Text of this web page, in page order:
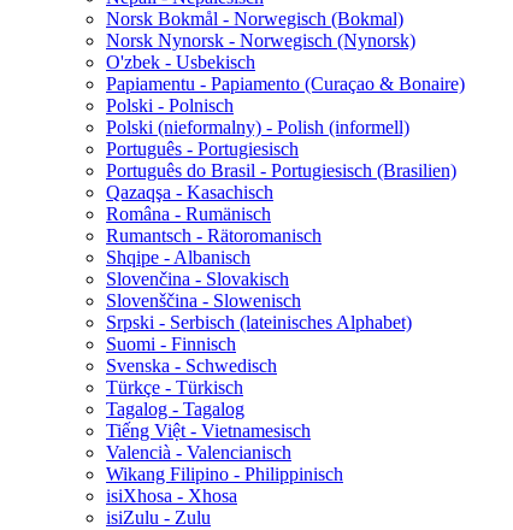
Norsk Bokmål - Norwegisch (Bokmal)
Norsk Nynorsk - Norwegisch (Nynorsk)
O'zbek - Usbekisch
Papiamentu - Papiamento (Curaçao & Bonaire)
Polski - Polnisch
Polski (nieformalny) - Polish (informell)
Português - Portugiesisch
Português do Brasil - Portugiesisch (Brasilien)
Qazaqşa - Kasachisch
Româna - Rumänisch
Rumantsch - Rätoromanisch
Shqipe - Albanisch
Slovenčina - Slovakisch
Slovenščina - Slowenisch
Srpski - Serbisch (lateinisches Alphabet)
Suomi - Finnisch
Svenska - Schwedisch
Türkçe - Türkisch
Tagalog - Tagalog
Tiếng Việt - Vietnamesisch
Valencià - Valencianisch
Wikang Filipino - Philippinisch
isiXhosa - Xhosa
isiZulu - Zulu